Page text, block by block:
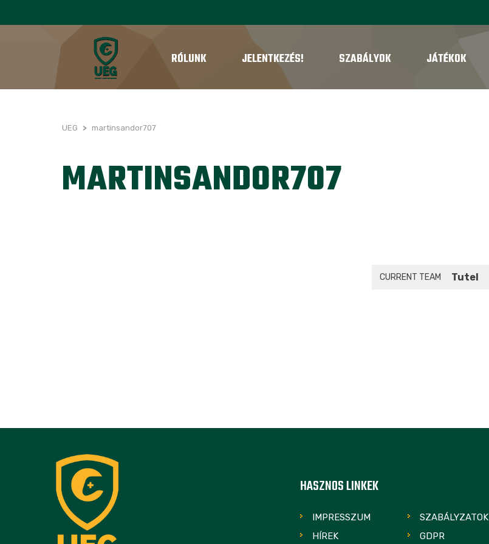
RÓLUNK JELENTKEZÉS! SZABÁLYOK JÁTÉKOK
UEG > martinsandor707
MARTINSANDOR707
CURRENT TEAM Tutel
HASZNOS LINKEK
IMPRESSZUM
SZABÁLYZATOK
HÍREK
GDPR